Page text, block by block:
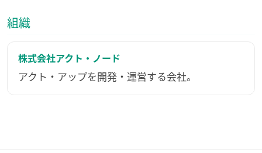
組織
株式会社アクト・ノード
アクト・アップを開発・運営する会社。